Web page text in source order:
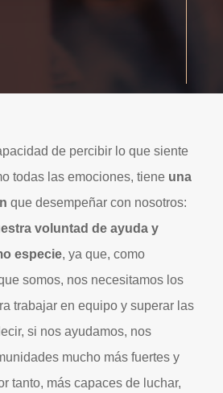
de percibir lo que siente
todas las emociones, tiene una
que desempeñar con nosotros:
voluntad de ayuda y
especie, ya que, como
somos, nos necesitamos los
trabajar en equipo y superar las
si nos ayudamos, nos
mucho más fuertes y
tanto, más capaces de luchar,